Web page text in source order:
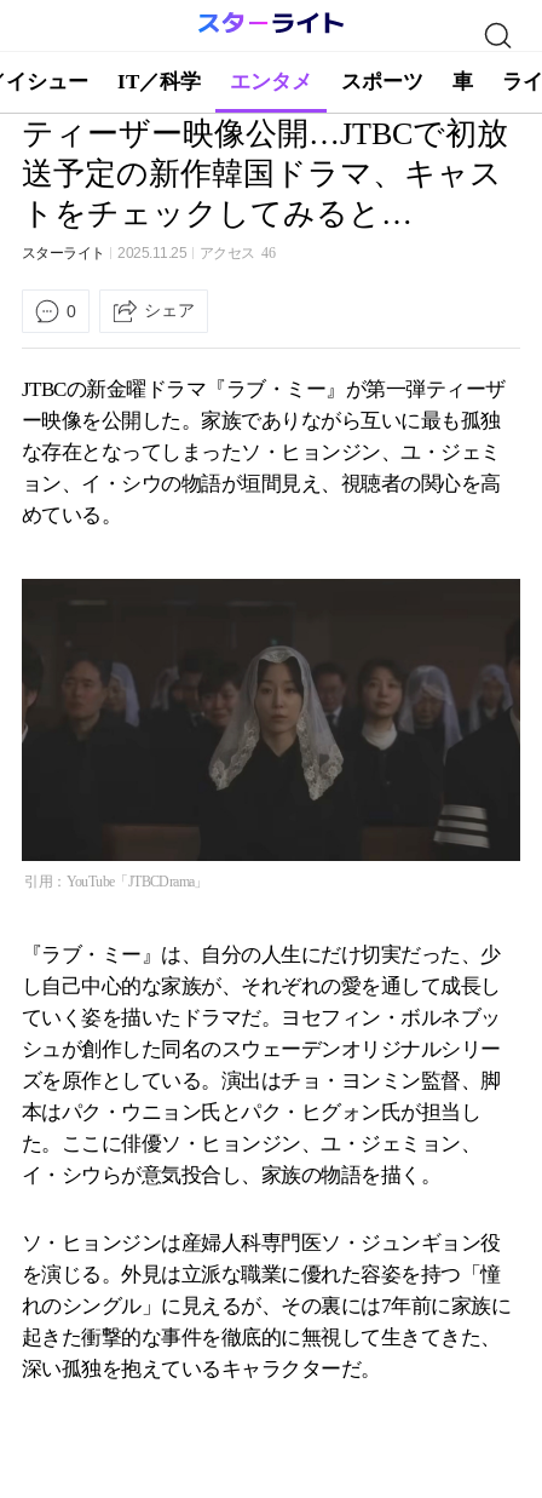
イシュー IT／科学 エンタメ スポーツ 車 ラ
ティーザー映像公開…JTBCで初放
送予定の新作韓国ドラマ、キャス
トをチェックしてみると…
スターライト 2025.11.25 アクセス 46
0 シェア
JTBCの新金曜ドラマ『ラブ・ミー』が第一弾ティーザ
ー映像を公開した。家族でありながら互いに最も孤独
な存在となってしまったソ・ヒョンジン、ユ・ジェミ
ョン、イ・シウの物語が垣間見え、視聴者の関心を高
めている。
引用：YouTube「JTBCDrama」
『ラブ・ミー』は、自分の人生にだけ切実だった、少
し自己中心的な家族が、それぞれの愛を通して成長し
ていく姿を描いたドラマだ。ヨセフィン・ボルネブッ
シュが創作した同名のスウェーデンオリジナルシリー
ズを原作としている。演出はチョ・ヨンミン監督、脚
本はパク・ウニョン氏とパク・ヒグォン氏が担当し
た。ここに俳優ソ・ヒョンジン、ユ・ジェミョン、
イ・シウらが意気投合し、家族の物語を描く。
ソ・ヒョンジンは産婦人科専門医ソ・ジュンギョン役
を演じる。外見は立派な職業に優れた容姿を持つ「憧
れのシングル」に見えるが、その裏には7年前に家族に
起きた衝撃的な事件を徹底的に無視して生きてきた、
深い孤独を抱えているキャラクターだ。